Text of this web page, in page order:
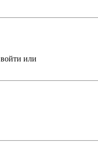
войти или